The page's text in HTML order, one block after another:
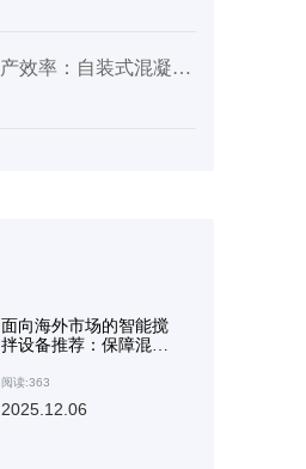
提升混凝土生产效率：自装式混凝土搅拌机在大型基础设施项目中的优势
面向海外市场的智能搅
拌设备推荐：保障混凝
阅读:363
2025.12.06